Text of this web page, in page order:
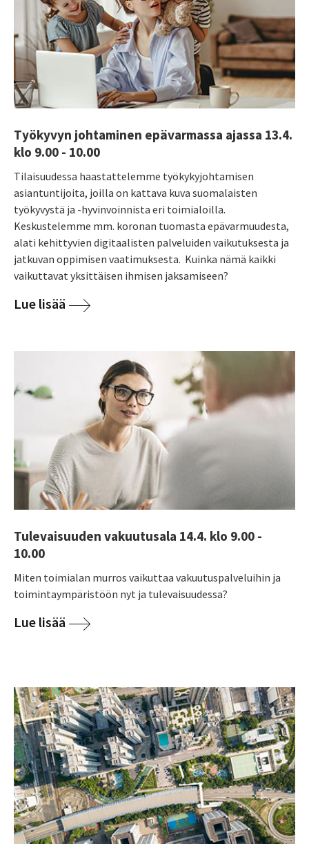
Työkyvyn johtaminen epävarmassa ajassa 13.4.
klo 9.00 - 10.00
Tilaisuudessa haastattelemme työkykyjohtamisen
asiantuntijoita, joilla on kattava kuva suomalaisten
työkyvystä ja -hyvinvoinnista eri toimialoilla.
Keskustelemme mm. koronan tuomasta epävarmuudesta,
alati kehittyvien digitaalisten palveluiden vaikutuksesta ja
jatkuvan oppimisen vaatimuksesta. Kuinka nämä kaikki
vaikuttavat yksittäisen ihmisen jaksamiseen?
Lue lisää
Tulevaisuuden vakuutusala 14.4. klo 9.00 -
10.00
Miten toimialan murros vaikuttaa vakuutuspalveluihin ja
toimintaympäristöön nyt ja tulevaisuudessa?
Lue lisää